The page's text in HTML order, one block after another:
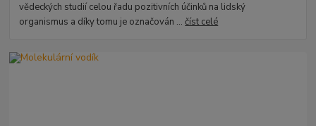
vědeckých studií celou řadu pozitivních účinků na lidský
organismus a díky tomu je označován ...číst celé